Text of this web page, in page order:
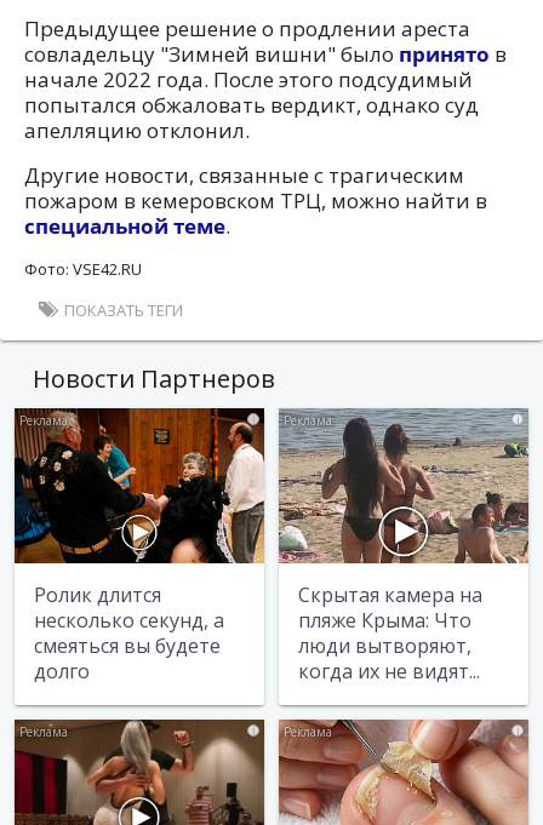
Предыдущее решение о продлении ареста
совладельцу "Зимней вишни" было принято в
начале 2022 года. После этого подсудимый
попытался обжаловать вердикт, однако суд
апелляцию отклонил.
Другие новости, связанные с трагическим
пожаром в кемеровском ТРЦ, можно найти в
специальной теме.
Фото: VSE42.RU
ПОКАЗАТЬ ТЕГИ
Новости Партнеров
i
Ролик длится
несколько секунд, а
смеяться вы будете
долго
i
Скрытая камера на
пляже Крыма: Что
люди вытворяют,
когда их не видят...
i i